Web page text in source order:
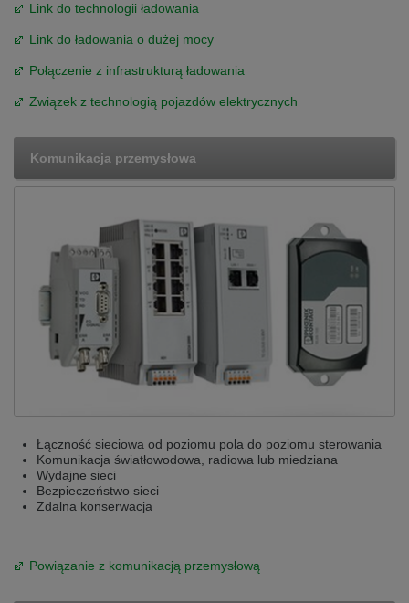
Link do technologii ładowania
Link do ładowania o dużej mocy
Połączenie z infrastrukturą ładowania
Związek z technologią pojazdów elektrycznych
Komunikacja przemysłowa
Łączność sieciowa od poziomu pola do poziomu sterowania
Komunikacja światłowodowa, radiowa lub miedziana
Wydajne sieci
Bezpieczeństwo sieci
Zdalna konserwacja
Powiązanie z komunikacją przemysłową